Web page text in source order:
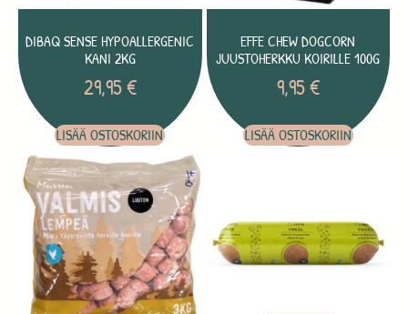
DIBAQ SENSE HYPOALLERGENIC
KANI 2KG
29,95€
LISÄÄ OSTOSKORIIN
EFFE CHEW DOGCORN
JUUSTOHERKKU KOIRILLE 100G
9,95€
LISÄÄ OSTOSKORIIN